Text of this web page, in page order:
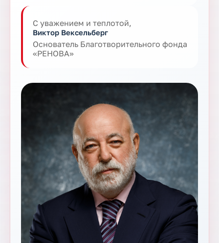
С уважением и теплотой,
Виктор Вексельберг
Основатель Благотворительного фонда
«РЕНОВА»